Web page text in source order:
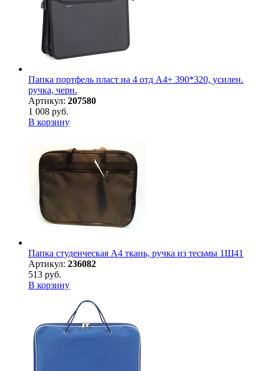
Папка портфель пласт на 4 отд А4+ 390*320, усилен.
ручка, черн.
Артикул: 207580
1 008 руб.
В корзину
Папка студенческая А4 ткань, ручка из тесьмы 1Ш41
Артикул: 236082
513 руб.
В корзину